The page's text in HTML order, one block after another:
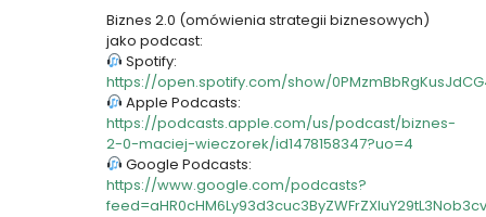
Biznes 2.0 (omówienia strategii biznesowych)
jako podcast:
Spotify:
https://open.spotify.com/show/
Apple Podcasts:
https://podcasts.apple.com/us/podcast/biznes-
2-0-maciej-wieczorek/id1478158347?uo=4
Google Podcasts:
https://www.google.com/podcasts?